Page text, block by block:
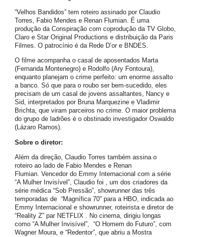
“Velhos Bandidos” tem roteiro assinado por Claudio
Torres, Fabio Mendes e Renan Flumian. É uma
produção da Conspiração com coprodução da TV Globo,
Claro e Star Original Productions e distribuição da Paris
Filmes. O patrocínio é da Rede D’or e BNDES.
O filme acompanha o casal de aposentados Marta
(Fernanda Montenegro) e Rodolfo (Ary Fontoura),
enquanto planejam o crime perfeito: um enorme assalto
a banco. Só que para o roubo ser bem-sucedido, eles
precisam de um casal de jovens assaltantes, Nancy e
Sid, interpretados por Bruna Marquezine e Vladimir
Brichta, que viram parceiros no crime. O maior problema
do grupo de ladrões é o obstinado investigador Oswaldo
(Lázaro Ramos).
Sobre o diretor:
Além da direção, Claudio Torres também assina o
roteiro ao lado de Fabio Mendes e Renan
Flumian. Vencedor do Emmy Internacional com a série
“A Mulher Invisível”, Claudio foi , um dos criadores da
série médica “Sob Pressão”, showrunner das três
temporadas de “Magnífica 70” para a HBO, indicada ao
Emmy Internacional e showrunner, roteirista e diretor de
“Reality Z” par NETFLIX . No cinema, dirigiu longas
como “A Mulher Invisível”, “O Homem do Futuro”, com
Wagner Moura, e “Redentor”, que abriu a Mostra